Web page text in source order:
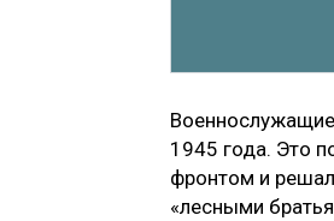
1945 года. Это
фронтом и
«лесными